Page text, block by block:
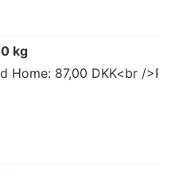
kg
87,00 DKK<br /